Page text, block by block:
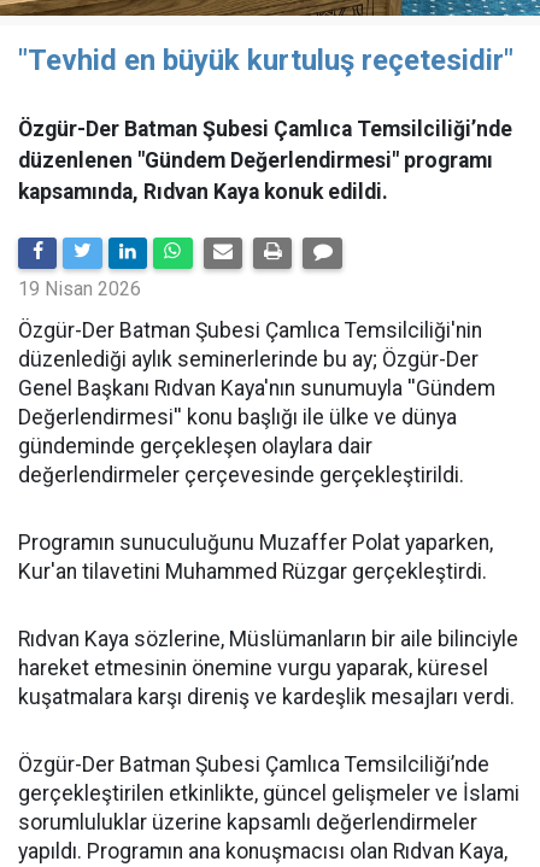
"Tevhid en büyük kurtuluş reçetesidir"
Özgür-Der Batman Şubesi Çamlıca Temsilciliği’nde
düzenlenen "Gündem Değerlendirmesi" programı
kapsamında, Rıdvan Kaya konuk edildi.
19 Nisan 2026
​Özgür-Der Batman Şubesi Çamlıca Temsilciliği'nin
düzenlediği aylık seminerlerinde bu ay; Özgür-Der
Genel Başkanı Rıdvan Kaya'nın sunumuyla ''Gündem
Değerlendirmesi'' konu başlığı ile ülke ve dünya
gündeminde gerçekleşen olaylara dair
değerlendirmeler çerçevesinde gerçekleştirildi.
Programın sunuculuğunu Muzaffer Polat yaparken,
Kur'an tilavetini Muhammed Rüzgar gerçekleştirdi.
Rıdvan Kaya sözlerine, Müslümanların bir aile bilinciyle
hareket etmesinin önemine vurgu yaparak, küresel
kuşatmalara karşı direniş ve kardeşlik mesajları verdi.
Özgür-Der Batman Şubesi Çamlıca Temsilciliği’nde
gerçekleştirilen etkinlikte, güncel gelişmeler ve İslami
sorumluluklar üzerine kapsamlı değerlendirmeler
yapıldı. Programın ana konuşmacısı olan Rıdvan Kaya,